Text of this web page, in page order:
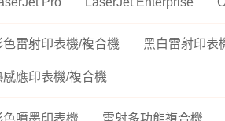
點陣色帶
大尺寸印表機墨水
存摺印錄機
MSI 微星
配
惠普
顯示器
用顯示器
LG
MyView智慧螢幕
行車紀錄器
密錄器
色雷射印表機/複合機 黑白雷射印表
感應印表機/複合機